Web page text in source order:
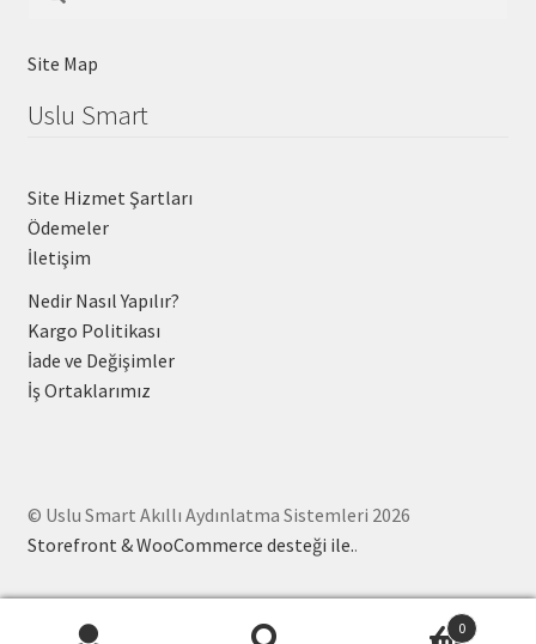
Site Map
Uslu Smart
Site Hizmet Şartları
Ödemeler
İletişim
Nedir Nasıl Yapılır?
Kargo Politikası
İade ve Değişimler
İş Ortaklarımız
© Uslu Smart Akıllı Aydınlatma Sistemleri 2026
Storefront & WooCommerce desteği ile..
0